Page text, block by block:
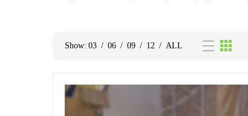
Show: 03 / 06 / 09 / 12 / ALL